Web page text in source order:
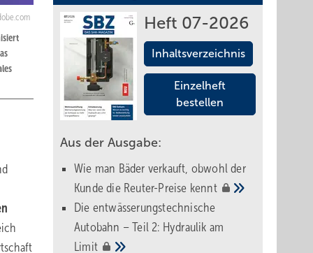
Heft 07-2026
Inhaltsverzeichnis
Einzelheft
bestellen
Aus der Ausgabe:
Wie man Bäder verkauft, obwohl der
Kunde die Reuter-Preise kennt
Die entwässerungstechnische
Autobahn – Teil 2: Hydraulik am
Limit